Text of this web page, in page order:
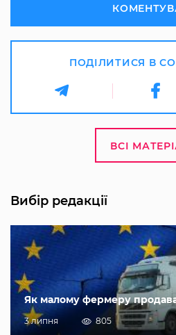
ПОДІЛИТИСЯ В
ВСІ
Вибір редакції
Як малому фермеру
3 липня 805